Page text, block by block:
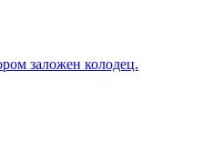
заложен колодец.